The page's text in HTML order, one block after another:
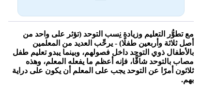
مع تطوُّر التعليم وزيادة نِسب التوحد (تؤثر على واحد من
أصل ثلاثة وأربعين طفلًا) - يرحِّب العديد من المعلمين
بالأطفال ذوي التوحد داخل فصولهم، وبينما يبدو تعليم طفل
مصاب بالتوحد شاقًّا، فإنه أعظم ما يفعله المعلم، وهذه
ثلاثون أمرًا عن التوحد يجب على المعلم أن يكون على دراية
بهم.